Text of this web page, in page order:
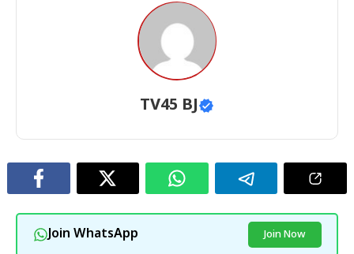
TV45 BJ
Join WhatsApp Join Now